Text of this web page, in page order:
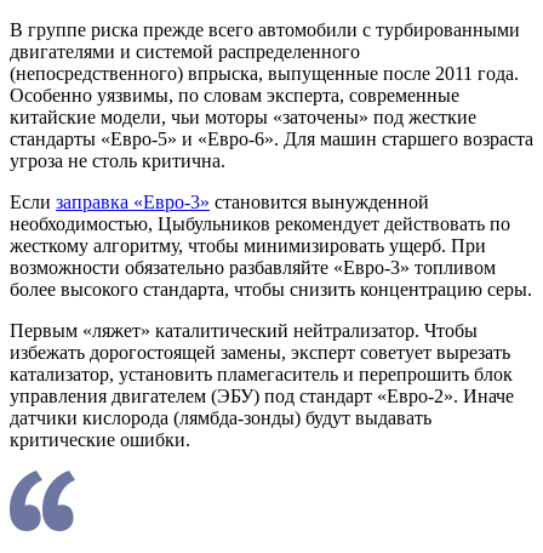
В группе риска прежде всего автомобили с турбированными
двигателями и системой распределенного
(непосредственного) впрыска, выпущенные после 2011 года.
Особенно уязвимы, по словам эксперта, современные
китайские модели, чьи моторы «заточены» под жесткие
стандарты «Евро-5» и «Евро-6». Для машин старшего возраста
угроза не столь критична.
Если заправка «Евро-3» становится вынужденной
необходимостью, Цыбульников рекомендует действовать по
жесткому алгоритму, чтобы минимизировать ущерб. При
возможности обязательно разбавляйте «Евро-3» топливом
более высокого стандарта, чтобы снизить концентрацию серы.
Первым «ляжет» каталитический нейтрализатор. Чтобы
избежать дорогостоящей замены, эксперт советует вырезать
катализатор, установить пламегаситель и перепрошить блок
управления двигателем (ЭБУ) под стандарт «Евро-2». Иначе
датчики кислорода (лямбда-зонды) будут выдавать
критические ошибки.